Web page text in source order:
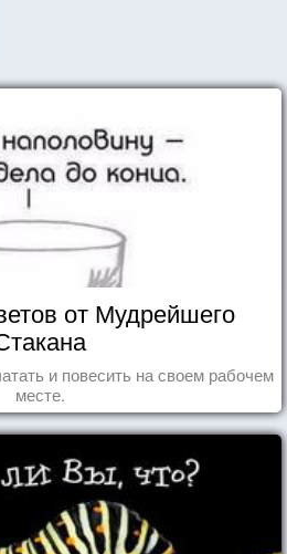
от Мудрейшего
и повесить на своем рабочем
месте.